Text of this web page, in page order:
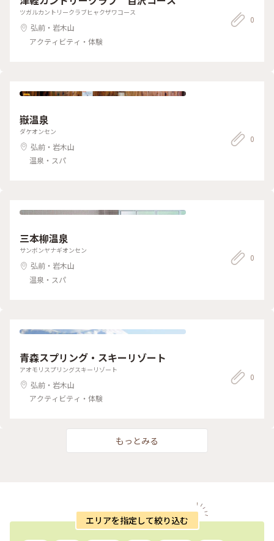
ツガルカントリークラブヒャクザワコース
弘前・岩木山
アクティビティ・体験
0
嶽温泉
ダケオンセン
弘前・岩木山
温泉・スパ
0
三本柳温泉
サンボンヤナギオンセン
弘前・岩木山
温泉・スパ
0
青森スプリング・スキーリゾート
アオモリスプリングスキーリゾート
弘前・岩木山
アクティビティ・体験
0
もっとみる
エリアを指定して絞り込む